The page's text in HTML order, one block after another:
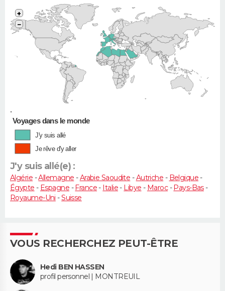
•
+
−
Voyages dans le monde
J'y suis allé
Je rêve d'y aller
J'y suis allé(e) :
Algérie -Allemagne -Arabie Saoudite -Autriche - Belgique-
Égypte - Espagne -France- Italie- Libye - Maroc-Pays-Bas-
Royaume-Uni -Suisse
VOUS RECHERCHEZ PEUT-ÊTRE
Hedi BEN HASSEN
profil personnel | MONTREUIL